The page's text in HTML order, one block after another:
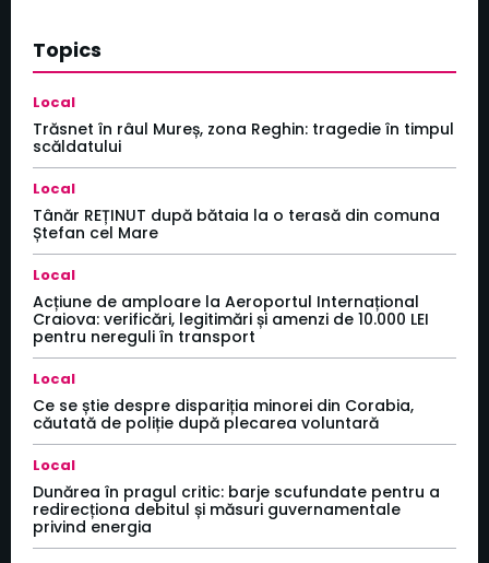
Topics
Local
Trăsnet în râul Mureș, zona Reghin: tragedie în timpul
scăldatului
Local
Tânăr REȚINUT după bătaia la o terasă din comuna
Ștefan cel Mare
Local
Acțiune de amploare la Aeroportul Internațional
Craiova: verificări, legitimări și amenzi de 10.000 LEI
pentru nereguli în transport
Local
Ce se știe despre dispariția minorei din Corabia,
căutată de poliție după plecarea voluntară
Local
Dunărea în pragul critic: barje scufundate pentru a
redirecționa debitul și măsuri guvernamentale
privind energia